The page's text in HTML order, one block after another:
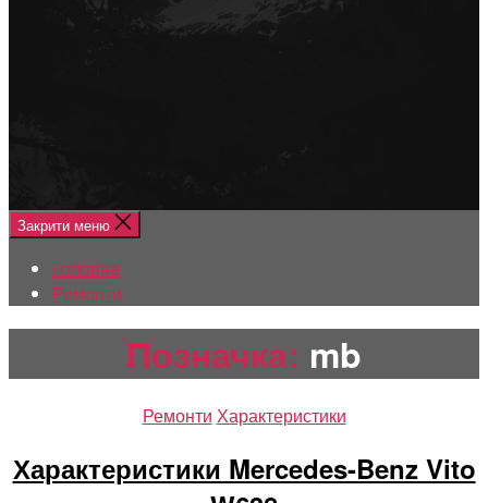
Закрити меню
Головна
Ремонти
Позначка: mb
Категорії
Ремонти Характеристики
Характеристики Mercedes-Benz Vito